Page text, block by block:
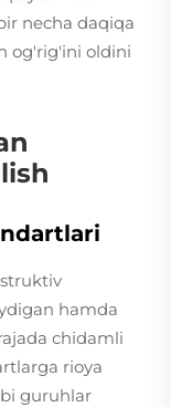
necha daqiqa
og'rig'ini oldini
hamda
chidamli
rioya
guruhlar